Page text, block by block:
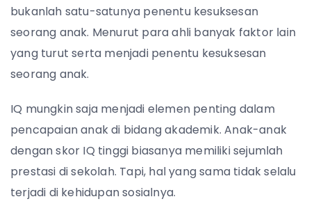
bukanlah satu-satunya penentu kesuksesan
seorang anak. Menurut para ahli banyak faktor lain
yang turut serta menjadi penentu kesuksesan
seorang anak.
IQ mungkin saja menjadi elemen penting dalam
pencapaian anak di bidang akademik. Anak-anak
dengan skor IQ tinggi biasanya memiliki sejumlah
prestasi di sekolah. Tapi, hal yang sama tidak selalu
terjadi di kehidupan sosialnya.